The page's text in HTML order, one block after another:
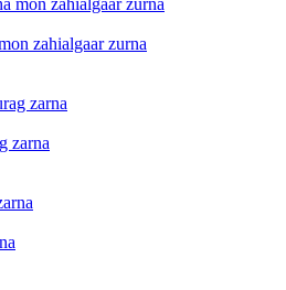
zahialgaar zurna
zarna